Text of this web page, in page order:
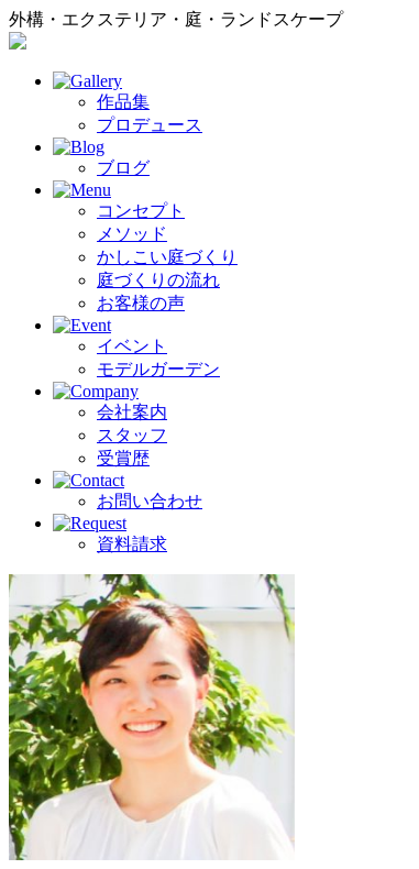
外構・エクステリア・庭・ランドスケープ
作品集
プロデュース
ブログ
コンセプト
メソッド
かしこい庭づくり
庭づくりの流れ
お客様の声
イベント
モデルガーデン
会社案内
スタッフ
受賞歴
お問い合わせ
資料請求